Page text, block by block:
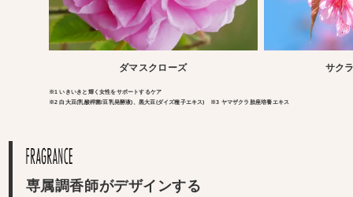
ダマスクローズ サク
※1 いきいきと輝く女性をサポートするケア
※2 白大豆(乳酸桿菌/豆乳発酵液)、黒大豆(ダイズ種子エキス) ※3 ヤマザクラ胎座培養エキス
専属調香師がデザインする